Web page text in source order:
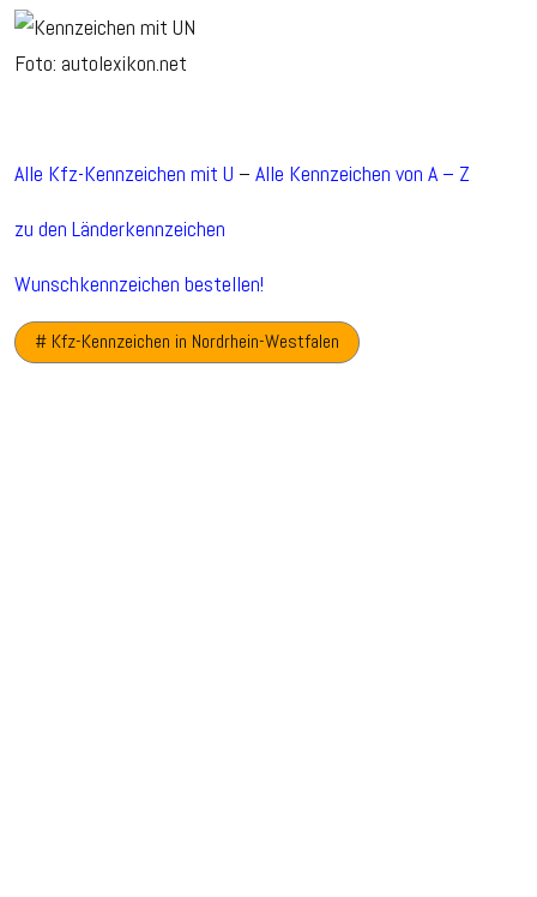
Foto: autolexikon.net
Alle Kfz-Kennzeichen mit U – Alle Kennzeichen von A – Z
zu den Länderkennzeichen
Wunschkennzeichen bestellen!
# Kfz-Kennzeichen in Nordrhein-Westfalen